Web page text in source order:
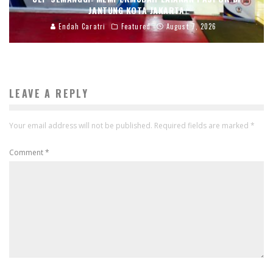
JANTUNG KOTA JAKARTA
Endah Caratri Featured August 7, 2026
LEAVE A REPLY
Your email address will not be published. Required fields are marked *
Comment*